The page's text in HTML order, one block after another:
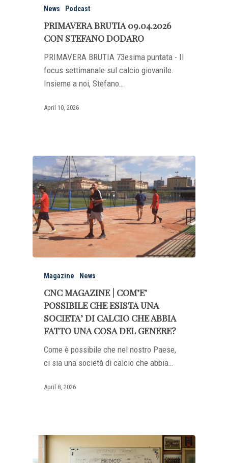
News Podcast
PRIMAVERA BRUTIA 09.04.2026
CON STEFANO DODARO
PRIMAVERA BRUTIA 73esima puntata - Il
focus settimanale sul calcio giovanile.
Insieme a noi, Stefano…
April 10, 2026
Magazine News
CNC MAGAZINE | COM’E’
POSSIBILE CHE ESISTA UNA
SOCIETA’ DI CALCIO CHE ABBIA
FATTO UNA COSA DEL GENERE?
Come è possibile che nel nostro Paese,
ci sia una società di calcio che abbia…
April 8, 2026